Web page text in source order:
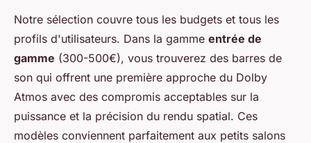
Notre sélection couvre tous les budgets et tous les
profils d'utilisateurs. Dans la gamme entrée de
gamme (300-500€), vous trouverez des barres de
son qui offrent une première approche du Dolby
Atmos avec des compromis acceptables sur la
puissance et la précision du rendu spatial. Ces
modèles conviennent parfaitement aux petits salons